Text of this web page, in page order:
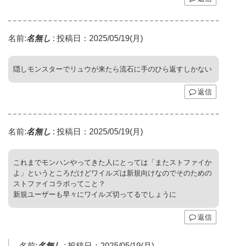
名前:名無し : 投稿日：2025/05/19(月)
隠しモンスターでリュウが来たら流石に手のひら返すしかない
返信
名前:名無し : 投稿日：2025/05/19(月)
これまでモンハンやってきた人にとっては「またストファイか
よ」というところだけどワイルズは新規向けなのでそのための
ストファイコラボってこと？
新規ユーザーも早々にワイルズ切ってるでしょうに
返信